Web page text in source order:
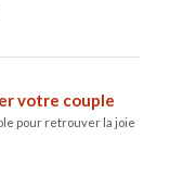
votre couple
pour retrouver la joie